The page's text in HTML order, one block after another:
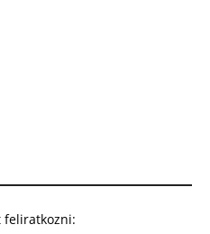
feliratkozni: